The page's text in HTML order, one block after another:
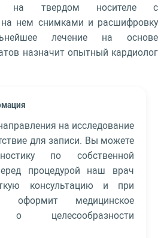
на твердом носителе с
нем снимками и расшифровку
лечение на основе
назначит опытный кардиолог
на исследование
для записи. Вы можете
по собственной
процедурой наш врач
консультацию и при
оформит медицинское
о целесообразности